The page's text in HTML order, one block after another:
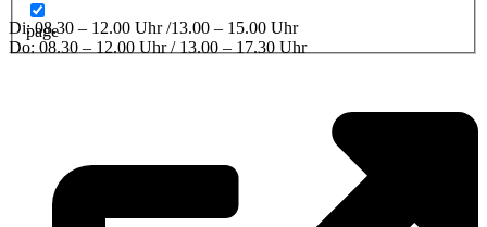
page
Di: 08.30 – 12.00 Uhr /13.00 – 15.00 Uhr
Do: 08.30 – 12.00 Uhr / 13.00 – 17.30 Uhr